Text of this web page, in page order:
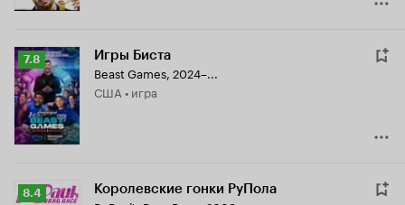
Рейтинг
Кинопоиска
7.8
7.8 Игры Биста
Beast Games, 2024–...
США • игра
Рейтинг
8.4 Королевские гонки РуПола